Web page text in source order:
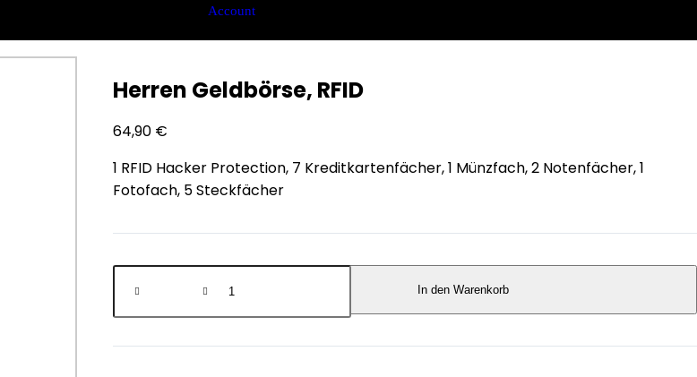
Account
Herren Geldbörse, RFID
64,90 €
1 RFID Hacker Protection, 7 Kreditkartenfächer, 1 Münzfach, 2 Notenfächer, 1
Fotofach, 5 Steckfächer
In den Warenkorb